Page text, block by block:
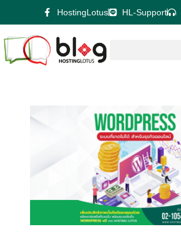
HostingLotus HL-Support